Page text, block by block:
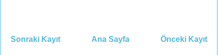
Sonraki Kayıt Önceki Kayıt
Ana Sayfa